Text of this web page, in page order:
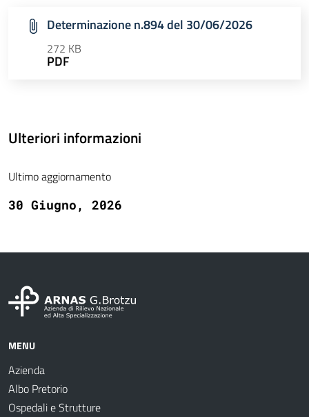
Determinazione n.894 del 30/06/2026
272 KB
PDF
Ulteriori informazioni
Ultimo aggiornamento
30 Giugno, 2026
MENU
Azienda
Albo Pretorio
Ospedali e Strutture